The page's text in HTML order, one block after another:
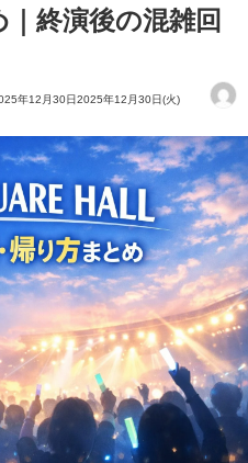
終演後の混雑回
年12月30日2025年12月30日(火)